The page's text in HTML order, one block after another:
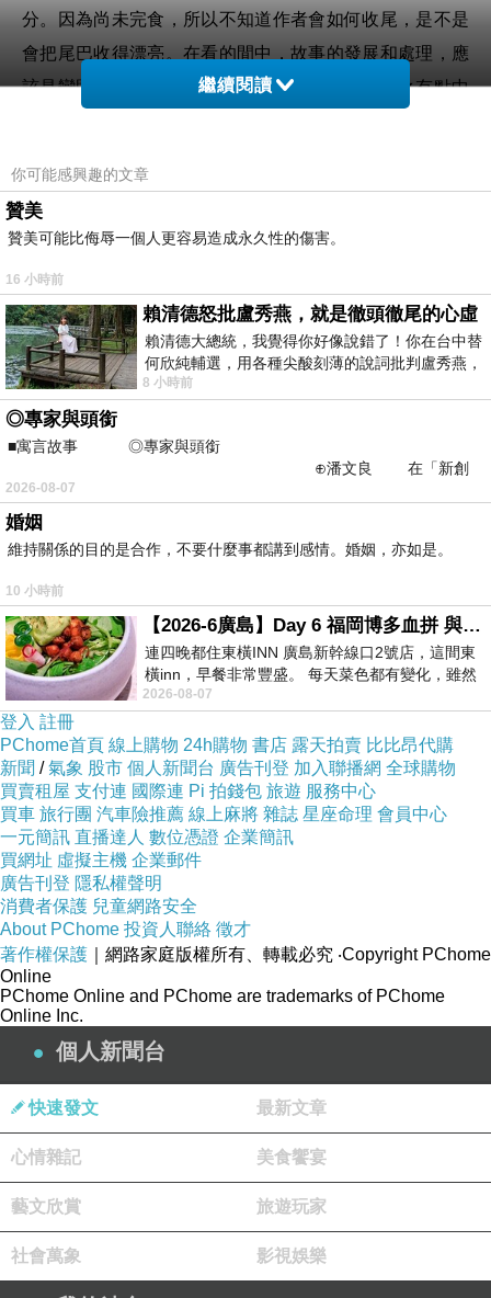
分。因為尚未完食，所以不知道作者會如何收尾，是不是
會把尾巴收得漂亮。在看的間中，故事的發展和處理，應
該是蠻貼切少年男女的心態及思維模式的。
簡言之有點中
主角們的蛻變成長，換言之就是沒那麼中二了。應該不是
錯覺，作品的結尾是完整，但感覺上有點傖促，似乎不得
不論好壞，那總是一場無悔的青春。
上一篇：【週記】2026-1-1之《愛麗斯夢遊記》
【週記】2026-2-1之《深夜咖啡店》
繼續閱讀
你可能感興趣的文章
贊美
贊美可能比侮辱一個人更容易造成永久性的傷害。
16 小時前
賴清德怒批盧秀燕，就是徹頭徹尾的心虛
賴清德大總統，我覺得你好像說錯了！你在台中替
何欣純輔選，用各種尖酸刻薄的說詞批判盧秀燕，
罵她施政滿意度輸給陳其邁，甚至還說盧
8 小時前
◎專家與頭銜
■寓言故事 ◎專家與頭銜
⊕潘文良 在「新創
之谷」裡——
2026-08-07
婚姻
維持關係的目的是合作，不要什麼事都講到感情。婚姻，亦如是。
10 小時前
【2026-6廣島】Day 6 福岡博多血拼 與機場接送少年司機深夜對談
連四晚都住東橫INN 廣島新幹線口2號店，這間東
橫inn，早餐非常豐盛。 每天菜色都有變化，雖然
看到工作人員拿出料理包加熱，但
2026-08-07
登入 註冊
PChome首頁 線上購物 24h購物 書店 露天拍賣 比比昂代購
新聞 /氣象 股市 個人新聞台 廣告刊登 加入聯播網 全球購物
買賣租屋 支付連 國際連 Pi 拍錢包 旅遊 服務中心
買車 旅行團 汽車險推薦 線上麻將 雜誌 星座命理 會員中心
一元簡訊 直播達人 數位憑證 企業簡訊
買網址 虛擬主機 企業郵件
廣告刊登 隱私權聲明
消費者保護 兒童網路安全
About PChome 投資人聯絡 徵才
著作權保護 ｜網路家庭版權所有、轉載必究 ‧Copyright PChome
Online
PChome Online and PChome are trademarks of PChome
Online Inc.
個人新聞台
快速發文 最新文章
心情雜記 美食饗宴
藝文欣賞 旅遊玩家
社會萬象 影視娛樂